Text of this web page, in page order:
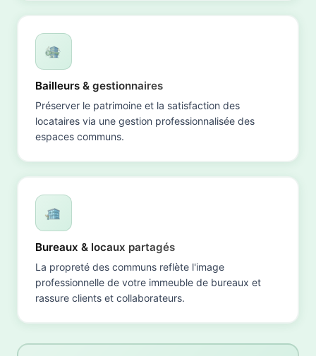
Bailleurs & gestionnaires
Préserver le patrimoine et la satisfaction des
locataires via une gestion professionnalisée des
espaces communs.
Bureaux & locaux partagés
La propreté des communs reflète l'image
professionnelle de votre immeuble de bureaux et
rassure clients et collaborateurs.